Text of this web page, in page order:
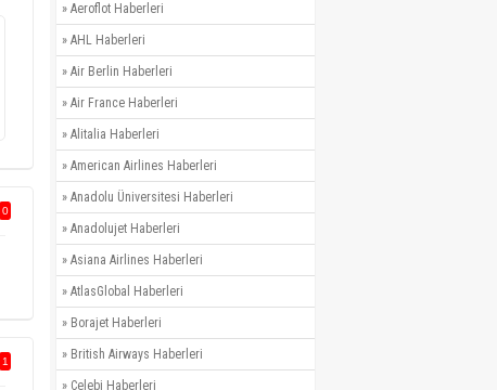
0
1
» Aeroflot Haberleri
» AHL Haberleri
» Air Berlin Haberleri
» Air France Haberleri
» Alitalia Haberleri
» American Airlines Haberleri
» Anadolu Üniversitesi Haberleri
» Anadolujet Haberleri
» Asiana Airlines Haberleri
» AtlasGlobal Haberleri
» Borajet Haberleri
» British Airways Haberleri
» Çelebi Haberleri